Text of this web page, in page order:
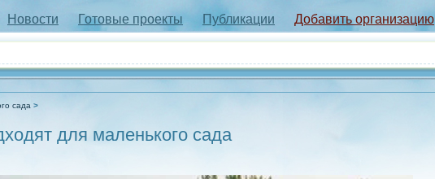
Новости Готовые проекты Публикации Добавить организацию
сада
для маленького сада